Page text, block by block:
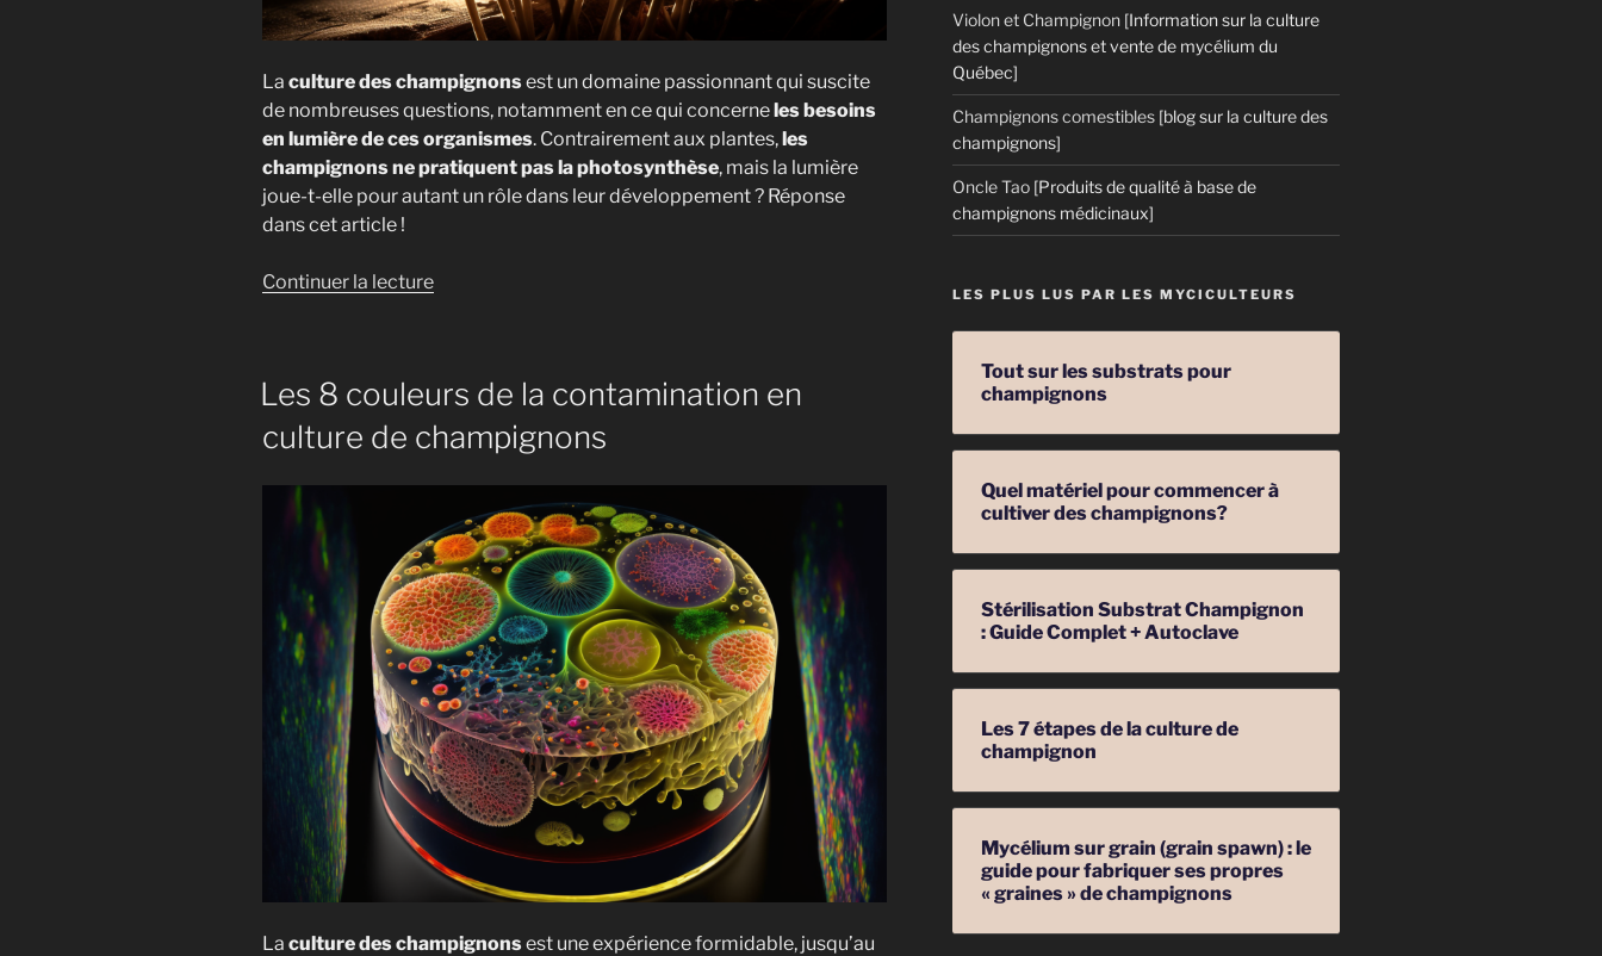
La culture des champignonsest un domaine passionnant qui suscite
de nombreuses questions, notamment en ce qui concerneles besoins
en lumière de ces organismes. Contrairement aux plantes,les
champignons ne pratiquent pas la photosynthèse, mais la lumière
joue-t-elle pour autant un rôle dans leur développement ? Réponse
dans cet article !
Continuer la lecturede
ils
besoin
de
lumière
Les 8 couleurs de la contamination en
culture de champignons
La culture des champignonsest une expérience formidable, jusqu’au
Violon et Champignon [Information sur la culture
des champignons et vente de mycélium du
Québec]
Champignons comestibles [blog sur la culture des
champignons]
Oncle Tao [Produits de qualité à base de
champignons médicinaux]
LES PLUS LUS PAR LES MYCICULTEURS
Tout sur les substrats pour
champignons
Quel matériel pour commencer à
cultiver des champignons?
Stérilisation Substrat Champignon
: Guide Complet + Autoclave
Les 7 étapes de la culture de
champignon
Mycélium sur grain (grain spawn) : le
guide pour fabriquer ses propres
« graines » de champignons